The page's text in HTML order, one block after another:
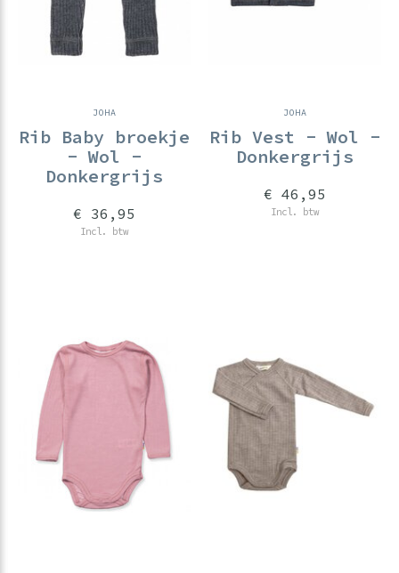
JOHA
Rib Baby broekje
- Wol -
Donkergrijs
€ 36,95
Incl. btw
JOHA
Rib Vest - Wol -
Donkergrijs
€ 46,95
Incl. btw